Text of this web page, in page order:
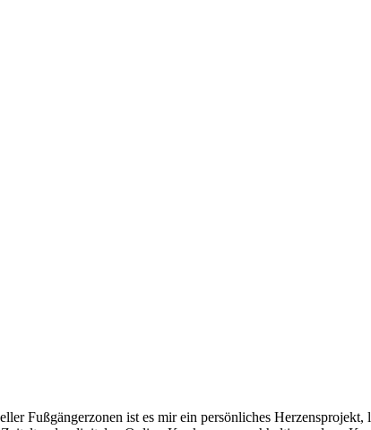
Fußgängerzonen ist es mir ein persönliches